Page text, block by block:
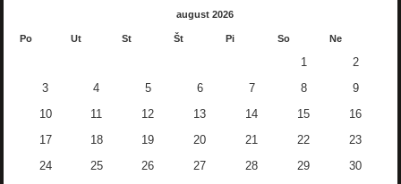
august 2026
Po Ut St Št Pi So Ne
1 2
3 4 5 6 7 8 9
10 11 12 13 14 15 16
17 18 19 20 21 22 23
24 25 26 27 28 29 30